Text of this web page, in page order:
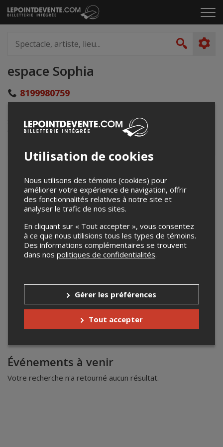
Passer
au
le
artiste,
lieu...
espace Sophia
8199980759
Ste-Sophie d'Halifax, QC
Canada
−
Événements à venir
Votre recherche n'a retourné aucun résultat.
Utilisation de cookies
Nous utilisons des témoins (cookies) pour
améliorer votre expérience de navigation, offrir
des fonctionnalités relatives à notre site et
analyser le trafic de nos sites.
En cliquant sur « Tout accepter », vous consentez
à ce que nous utilisions tous les types de témoins.
Des informations complémentaires se trouvent
dans nos politiques de confidentialités.
Gérer les préférences
Tout accepter